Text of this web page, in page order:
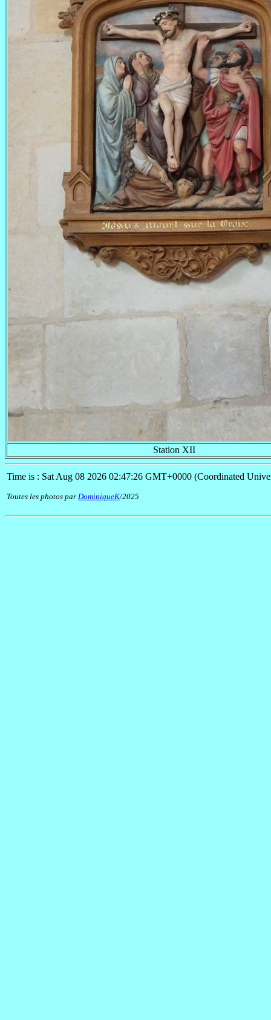
Station XII
Time is : Sat Aug 08 2026 02:47:26 GMT+0000 (Coordinated
Toutes les photos par DominiqueK/2025